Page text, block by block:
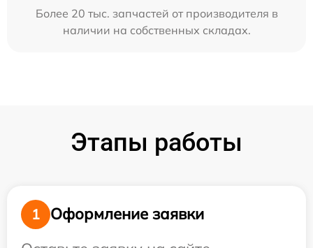
Более 20 тыс. запчастей от производителя в
наличии на собственных складах.
Этапы работы
1
Оформление заявки